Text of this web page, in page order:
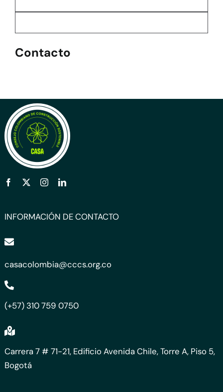
Contacto
INFORMACIÓN DE CONTACTO
casacolombia@cccs.org.co
(+57) 310 759 0750
Carrera 7 # 71-21, Edificio Avenida Chile, Torre A, Piso 5,
Bogotá